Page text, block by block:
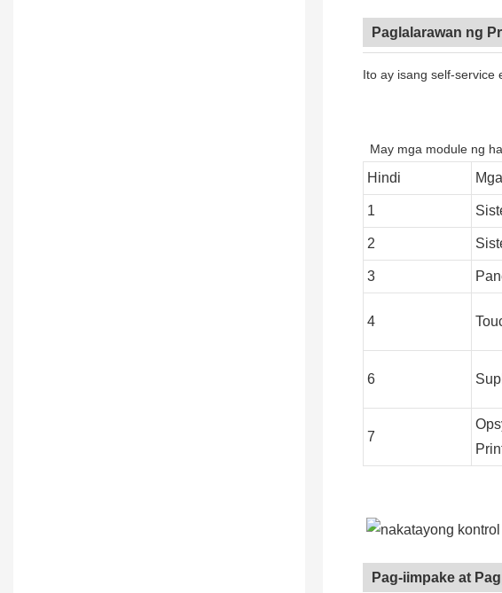
Paglalarawan ng
Ito ay isang self-service
May mga module ng
Hindi
1
2
3
4
6
7
Pag-iimpake at